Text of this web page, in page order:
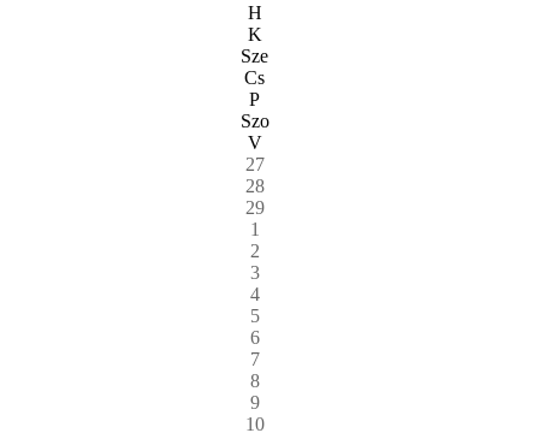
H
K
Sze
Cs
P
Szo
V
27
28
29
1
2
3
4
5
6
7
8
9
10